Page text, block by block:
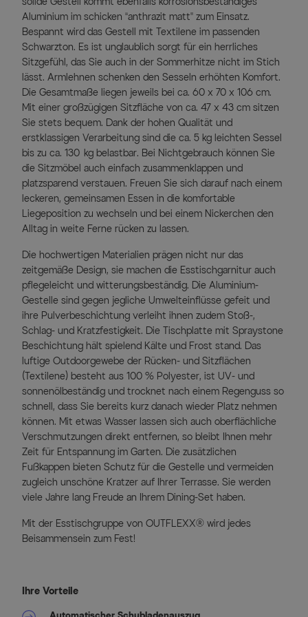
Aluminium im schicken “anthrazit matt” zum Einsatz.
Bespannt wird das Gestell mit Textilene im passenden
Schwarzton. Es ist unglaublich sorgt für ein herrliches
Sitzgefühl, das Sie auch in der Sommerhitze nicht im Stich
lässt. Armlehnen schenken den Sesseln erhöhten Komfort.
Die Gesamtmaße liegen jeweils bei ca. 60 x 70 x 106 cm.
Mit einer großzügigen Sitzfläche von ca. 47 x 43 cm sitzen
Sie stets bequem. Dank der hohen Qualität und
erstklassigen Verarbeitung sind die ca. 5 kg leichten Sessel
bis zu ca. 130 kg belastbar. Bei Nichtgebrauch können Sie
die Sitzmöbel auch einfach zusammenklappen und
platzsparend verstauen. Freuen Sie sich darauf nach einem
leckeren, gemeinsamen Essen in die komfortable
Liegeposition zu wechseln und bei einem Nickerchen den
Alltag in weite Ferne rücken zu lassen.
Die hochwertigen Materialien prägen nicht nur das
zeitgemäße Design, sie machen die Esstischgarnitur auch
pflegeleicht und witterungsbeständig. Die Aluminium-
Gestelle sind gegen jegliche Umwelteinflüsse gefeit und
ihre Pulverbeschichtung verleiht ihnen zudem Stoß-,
Schlag- und Kratzfestigkeit. Die Tischplatte mit Spraystone
Beschichtung hält spielend Kälte und Frost stand. Das
luftige Outdoorgewebe der Rücken- und Sitzflächen
(Textilene) besteht aus 100 % Polyester, ist UV- und
sonnenölbeständig und trocknet nach einem Regenguss so
schnell, dass Sie bereits kurz danach wieder Platz nehmen
können. Mit etwas Wasser lassen sich auch oberflächliche
Verschmutzungen direkt entfernen, so bleibt Ihnen mehr
Zeit für Entspannung im Garten. Die zusätzlichen
Fußkappen bieten Schutz für die Gestelle und vermeiden
zugleich unschöne Kratzer auf Ihrer Terrasse. Sie werden
viele Jahre lang Freude an Ihrem Dining-Set haben.
Mit der Esstischgruppe von OUTFLEXX® wird jedes
Beisammensein zum Fest!
Ihre Vorteile